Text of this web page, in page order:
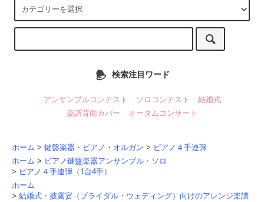
検索注目ワード
アンサンブルコンテスト ソロコンテスト
結婚式
楽譜背面カバー
オータムコンサート
ホーム > 鍵盤楽器・ピアノ・オルガン > ピアノ４手連弾
ホーム > ピアノ鍵盤楽器アンサンブル・ソロ
> ピアノ４手連弾（1台4手）
ホーム
> 結婚式・披露宴（ブライダル・ウェディング）向けのアレンジ楽譜